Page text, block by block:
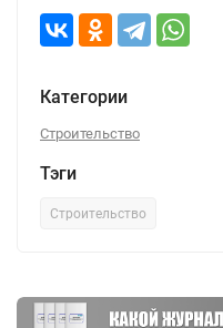
Категории
Строительство
Тэги
Строительство